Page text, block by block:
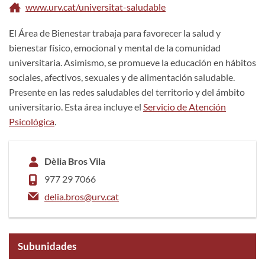
www.urv.cat/universitat-saludable
El Área de Bienestar trabaja para favorecer la salud y
bienestar físico, emocional y mental de la comunidad
universitaria. Asimismo, se promueve la educación en hábitos
sociales, afectivos, sexuales y de alimentación saludable.
Presente en las redes saludables del territorio y del ámbito
universitario. Esta área incluye el Servicio de Atención
Psicológica
Dèlia Bros Vila
977 29 7066
delia.bros@urv.cat
Subunidades